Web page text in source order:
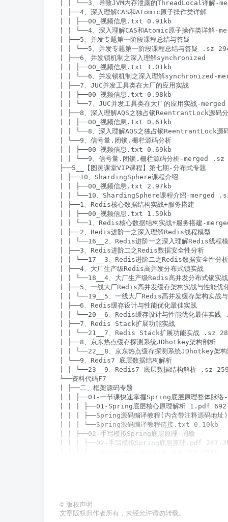
© 版权声明
文章版权归作者所有，未经允许请勿转载。